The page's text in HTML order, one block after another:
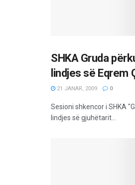
SHKA Gruda
lindjes së Eqrem
21 JANAR, 2009 0
Sesioni shkencor i SHKA
lindjes së gjuhëtarit...